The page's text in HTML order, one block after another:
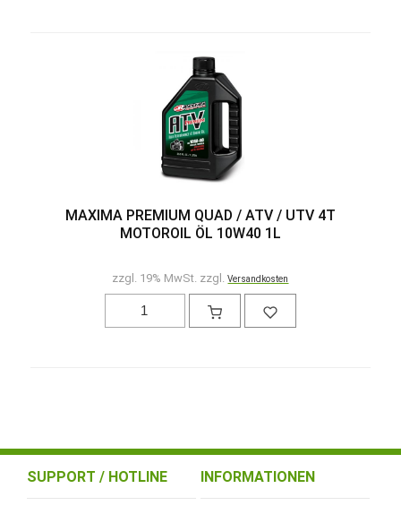
MAXIMA PREMIUM QUAD / ATV / UTV 4T
MOTOROIL ÖL 10W40 1L
zzgl. 19% MwSt. zzgl.Versandkosten
SUPPORT / HOTLINE INFORMATIONEN